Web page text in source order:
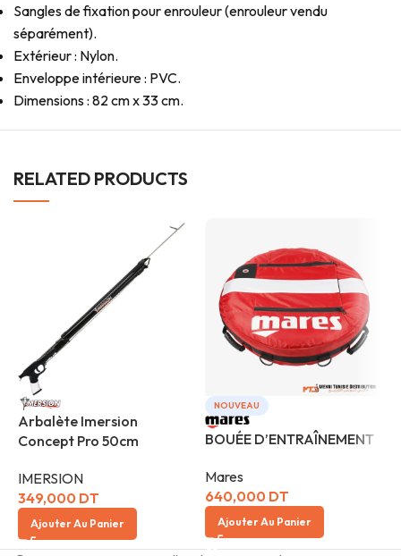
Sangles de fixation pour enrouleur (enrouleur vendu
séparément).
Extérieur : Nylon.
Enveloppe intérieure : PVC.
Dimensions : 82 cm x 33 cm.
RELATED PRODUCTS
Arbalète Imersion
Concept Pro 50cm
IMERSION
349,000 DT
Ajouter Au Panier
NOUVEAU
BOUÉE D’ENTRAÎNEMENT
Mares
640,000 DT
Ajouter Au Panier